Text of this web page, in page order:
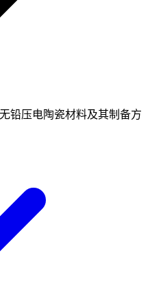
铅压电陶瓷材料及其制备方